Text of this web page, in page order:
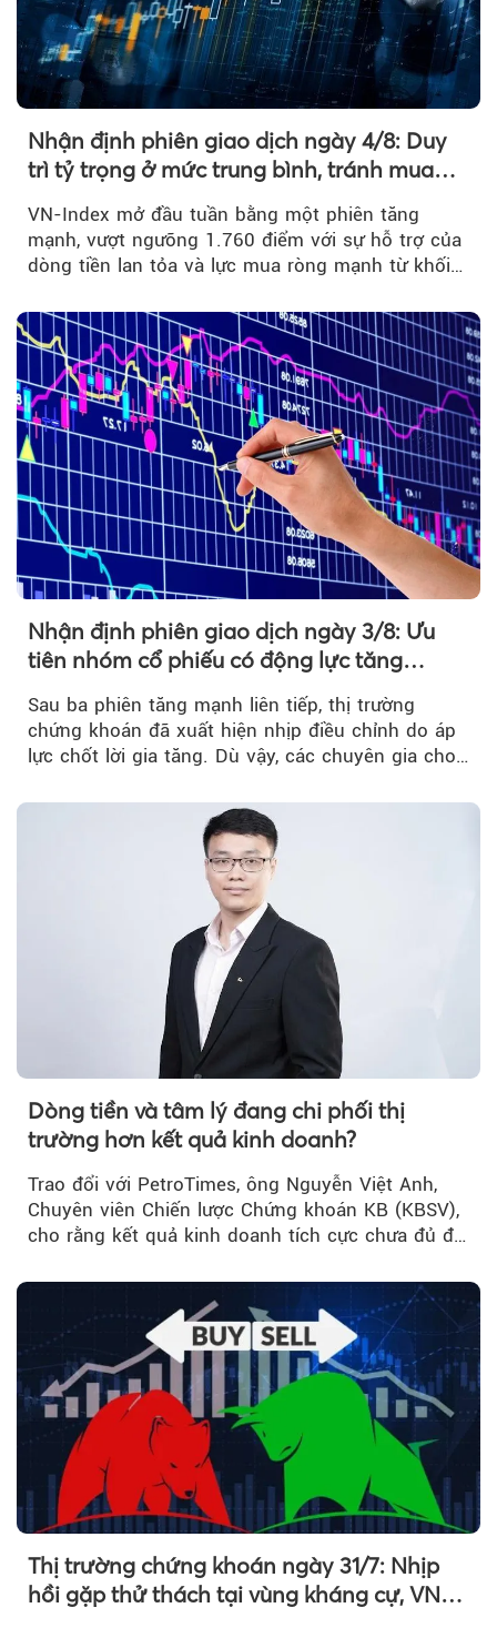
Nhận định phiên giao dịch ngày 4/8: Duy
trì tỷ trọng ở mức trung bình, tránh mua
VN-Index mở đầu tuần bằng một phiên tăng
mạnh, vượt ngưỡng 1.760 điểm với sự hỗ trợ của
dòng tiền lan tỏa và lực mua ròng mạnh từ khối
Nhận định phiên giao dịch ngày 3/8: Ưu
tiên nhóm cổ phiếu có động lực tăng
Sau ba phiên tăng mạnh liên tiếp, thị trường
chứng khoán đã xuất hiện nhịp điều chỉnh do áp
lực chốt lời gia tăng. Dù vậy, các chuyên gia cho
Dòng tiền và tâm lý đang chi phối thị
trường hơn kết quả kinh doanh?
Trao đổi với PetroTimes, ông Nguyễn Việt Anh,
Chuyên viên Chiến lược Chứng khoán KB (KBSV),
cho rằng kết quả kinh doanh tích cực chưa đủ để
Thị trường chứng khoán ngày 31/7: Nhịp
hồi gặp thử thách tại vùng kháng cự, VN